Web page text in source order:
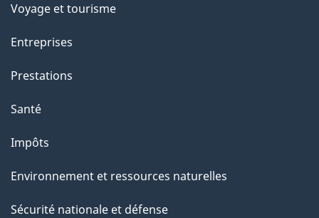
t
t
a
e
Voyage et tourisme
Entreprises
Prestations
Santé
Impôts
Environnement et ressources naturelles
Sécurité nationale et défense